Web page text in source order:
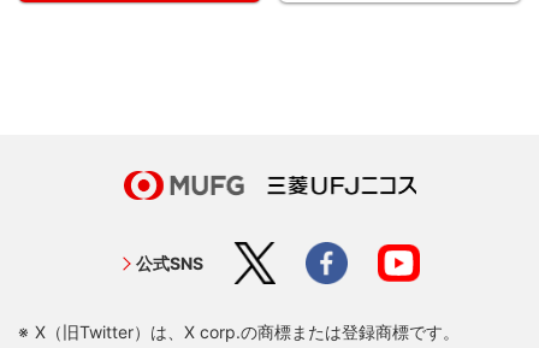
公式SNS
X（旧Twitter）は、X corp.の商標または登録商標です。